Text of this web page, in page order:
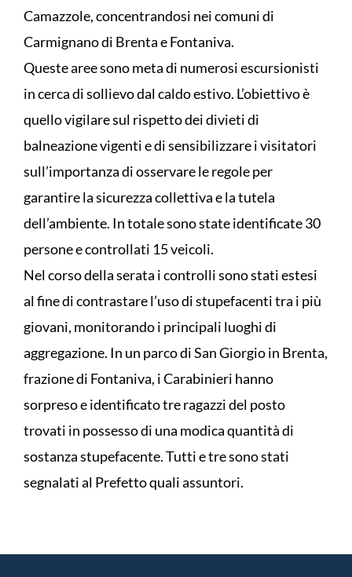
Camazzole, concentrandosi nei comuni di
Carmignano di Brenta e Fontaniva.
Queste aree sono meta di numerosi escursionisti
in cerca di sollievo dal caldo estivo. L’obiettivo è
quello vigilare sul rispetto dei divieti di
balneazione vigenti e di sensibilizzare i visitatori
sull’importanza di osservare le regole per
garantire la sicurezza collettiva e la tutela
dell’ambiente. In totale sono state identificate 30
persone e controllati 15 veicoli.
Nel corso della serata i controlli sono stati estesi
al fine di contrastare l’uso di stupefacenti tra i più
giovani, monitorando i principali luoghi di
aggregazione. In un parco di San Giorgio in Brenta,
frazione di Fontaniva, i Carabinieri hanno
sorpreso e identificato tre ragazzi del posto
trovati in possesso di una modica quantità di
sostanza stupefacente. Tutti e tre sono stati
segnalati al Prefetto quali assuntori.